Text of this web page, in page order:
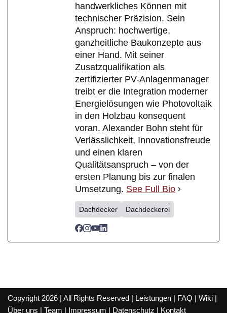
handwerkliches Können mit
technischer Präzision. Sein
Anspruch: hochwertige,
ganzheitliche Baukonzepte aus
einer Hand. Mit seiner
Zusatzqualifikation als
zertifizierter PV-Anlagenmanager
treibt er die Integration moderner
Energielösungen wie Photovoltaik
in den Holzbau konsequent
voran. Alexander Bohn steht für
Verlässlichkeit, Innovationsfreude
und einen klaren
Qualitätsanspruch – von der
ersten Planung bis zur finalen
Umsetzung. See Full Bio
Dachdecker Dachdeckerei
Copyright 2026 | All Rights Reserved | Leistungen FAQ Wiki
Über uns
Team Impressum Datenschutz Kontakt